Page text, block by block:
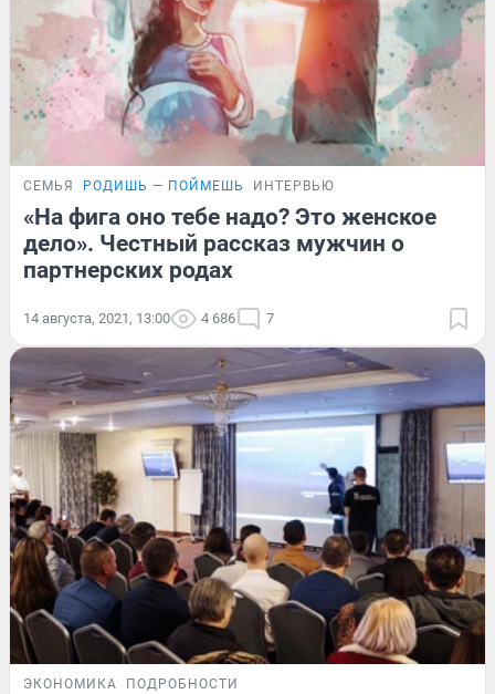
СЕМЬЯ РОДИШЬ — ПОЙМЕШЬ ИНТЕРВЬЮ
«На фига оно тебе надо? Это женское
дело». Честный рассказ мужчин о
партнерских родах
14 августа, 2021, 13:00 4 686 7
ЭКОНОМИКА ПОДРОБНОСТИ